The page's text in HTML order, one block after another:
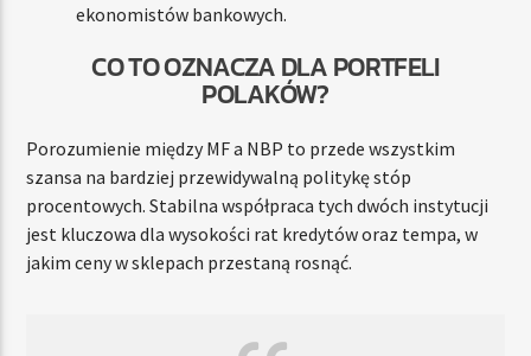
ekonomistów bankowych.
CO TO OZNACZA DLA PORTFELI
POLAKÓW?
Porozumienie między MF a NBP to przede wszystkim
szansa na bardziej przewidywalną politykę stóp
procentowych. Stabilna współpraca tych dwóch instytucji
jest kluczowa dla wysokości rat kredytów oraz tempa, w
jakim ceny w sklepach przestaną rosnąć.